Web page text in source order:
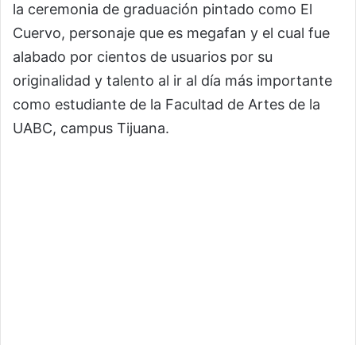
la ceremonia de graduación pintado como El
Cuervo, personaje que es megafan y el cual fue
alabado por cientos de usuarios por su
originalidad y talento al ir al día más importante
como estudiante de la Facultad de Artes de la
UABC, campus Tijuana.